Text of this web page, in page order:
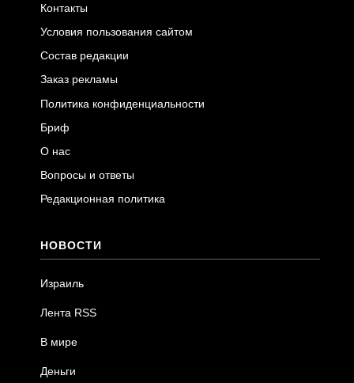
Контакты
Условия пользования сайтом
Состав редакции
Заказ рекламы
Политика конфиденциальности
Бриф
О нас
Вопросы и ответы
Редакционная политика
НОВОСТИ
Израиль
Лента RSS
В мире
Деньги